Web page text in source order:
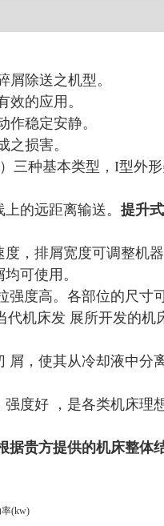
屑除送之机型。
效的应用。
作稳定安静。
之损害。
三种基本类型，I型外
的远距离输送。 提升
，排屑宽度可调整机
可使用。
度高。各部位的尺寸
代机床发 展所开发的
屑，使其从冷却液中分
度好 ，是各类机床理
据贵方提供的机床整体
(kw)